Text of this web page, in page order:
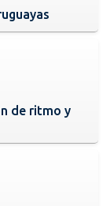
de ritmo y